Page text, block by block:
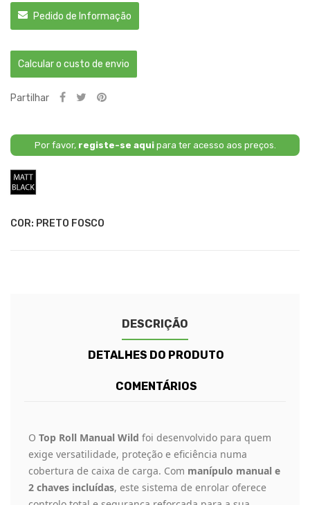
Pedido de Informação
Calcular o custo de envio
Partilhar
Por favor, registe-se aquipara ter acesso aos preços.
COR: PRETO FOSCO
DESCRIÇÃO
DETALHES DO PRODUTO
COMENTÁRIOS
O Top Roll Manual Wild foi desenvolvido para quem
exige versatilidade, proteção e eficiência numa
cobertura de caixa de carga. Com manípulo manual e
2 chaves incluídas, este sistema de enrolar oferece